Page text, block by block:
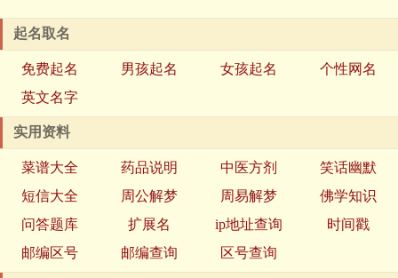
起名取名
免费起名 男孩起名 女孩起名
个性网名
英文名字
实用资料
菜谱大全 药品说明 中医方剂
笑话幽默
短信大全
周公解梦 周易解梦
佛学知识
问答题库
扩展名 ip地址查询
时间戳
邮编区号
邮编查询 区号查询